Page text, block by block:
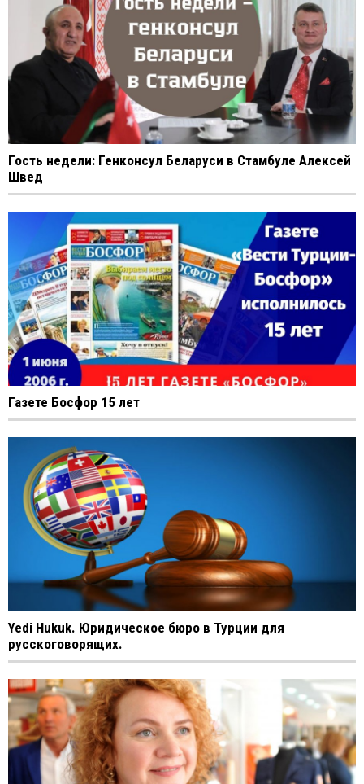
Гость недели: Генконсул Беларуси в Стамбуле Алексей
Швед
Газете Босфор 15 лет
Yedi Hukuk. Юридическое бюро в Турции для
русскоговорящих.